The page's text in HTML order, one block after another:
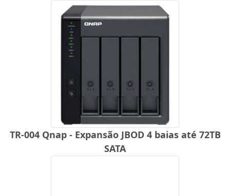
TR-004 Qnap - Expansão JBOD 4 baias até 72TB
SATA